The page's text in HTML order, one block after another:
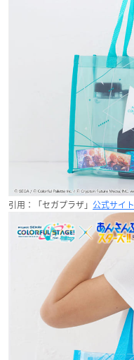
引用：「セガプラザ」 公式サイト